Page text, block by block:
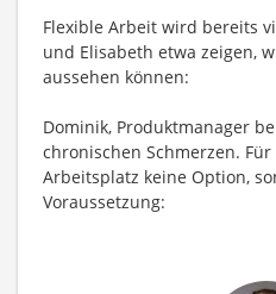
Flexible Arbeit wird bereits
und Elisabeth etwa zeigen,
aussehen können:
Dominik, Produktmanager
chronischen Schmerzen.
Arbeitsplatz keine Option,
Voraussetzung: